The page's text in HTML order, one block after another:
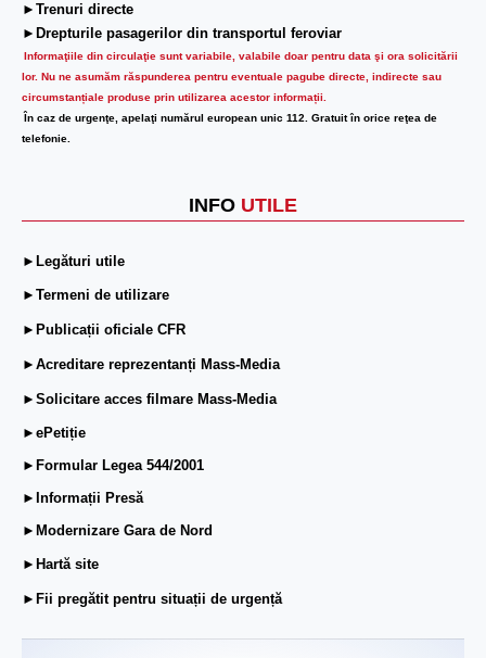
►Trenuri directe
►Drepturile pasagerilor din transportul feroviar
Informaţiile din circulaţie sunt variabile, valabile doar pentru data şi ora solicitării
lor. Nu ne asumăm răspunderea pentru eventuale pagube directe, indirecte sau
circumstanțiale produse prin utilizarea acestor informații.
În caz de urgenţe, apelaţi numărul european unic 112. Gratuit în orice reţea de
telefonie.
INFO UTILE
►Legături utile
►Termeni de utilizare
►Publicații oficiale CFR
►Acreditare reprezentanți Mass-Media
►Solicitare acces filmare Mass-Media
►ePetiție
►Formular Legea 544/2001
►Informații Presă
►Modernizare Gara de Nord
►Hartă site
►Fii pregătit pentru situații de urgență